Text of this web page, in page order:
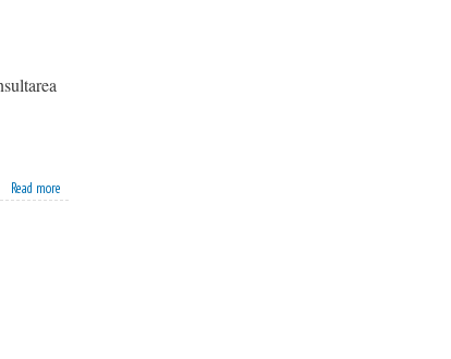
Read more